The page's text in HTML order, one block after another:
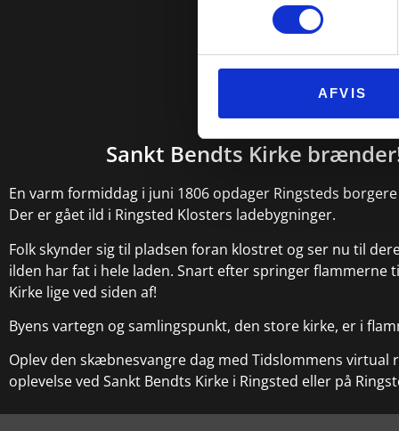
AFVIS
Sankt Bendts Kirke
En varm formiddag i juni 1806 opdager Ringsteds
Der er gået ild i Ringsted Klosters ladebygninger.
Folk skynder sig til pladsen foran klostret og ser nu til
ilden har fat i hele laden. Snart efter springer flammerne
Kirke lige ved siden af!
Byens vartegn og samlingspunkt, den store kirke, er i
Oplev den skæbnesvangre dag med Tidslommens virtual
oplevelse ved Sankt Bendts Kirke i Ringsted eller på